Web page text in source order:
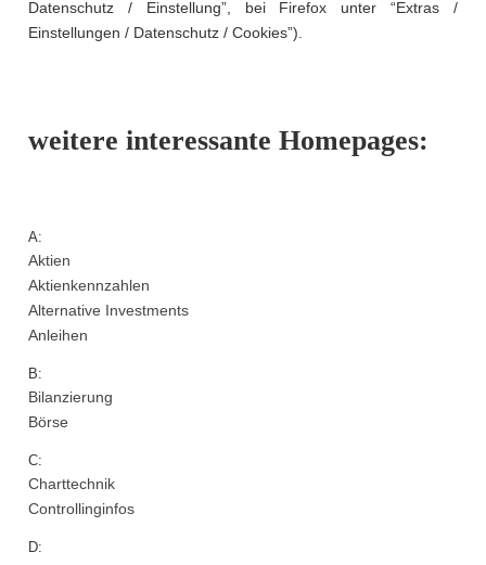
Datenschutz / Einstellung”, bei Firefox unter “Extras /
Einstellungen / Datenschutz / Cookies”).
weitere interessante Homepages:
A:
Aktien
Aktienkennzahlen
Alternative Investments
Anleihen
B:
Bilanzierung
Börse
C:
Charttechnik
Controllinginfos
D: